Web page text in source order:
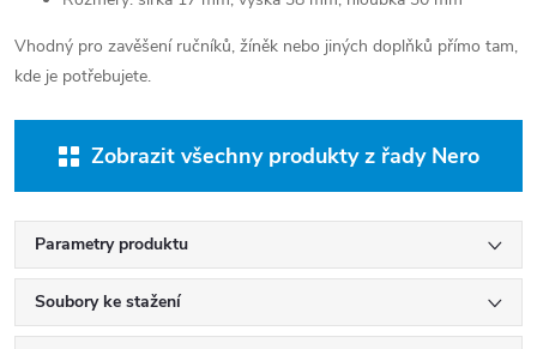
Vhodný pro zavěšení ručníků, žíněk nebo jiných doplňků přímo tam,
kde je potřebujete.
Zobrazit všechny produkty z řady Nero
Parametry produktu
Soubory ke stažení